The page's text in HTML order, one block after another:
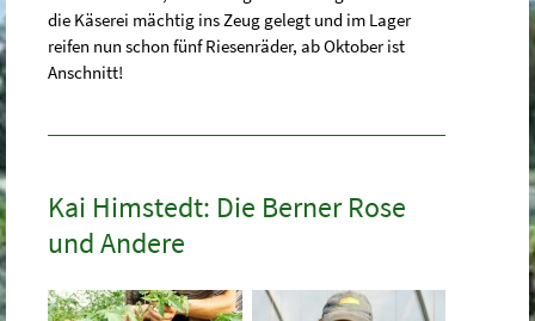
die Käserei mächtig ins Zeug gelegt und im Lager
reifen nun schon fünf Riesenräder, ab Oktober ist
Anschnitt!
Kai Himstedt: Die Berner Rose
und Andere